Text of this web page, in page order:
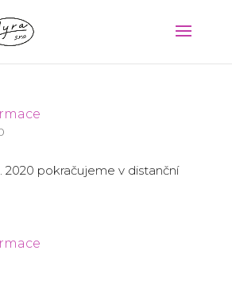
2020 pokračujeme v distanční